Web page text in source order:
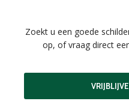
Zoekt u een goede
op, of vraag direct